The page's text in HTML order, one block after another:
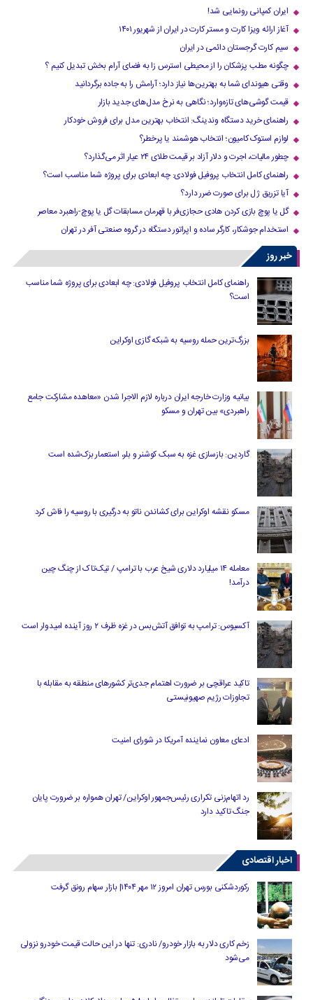
ایران کمپانی رونمایی شد!
آغاز ارائه ویزا کارت و مستر کارت در ایران از شهریور ۱۴۰۱
سیم کارت گرجستان دائمی در ایران
چگونه مطب پزشکان را از محیطی استرس زا به فضای آرام بخش تبدیل کنیم ؟
وقتی هیوندای شما به بهترین‌ها نیاز دارد؛ آرامش را به جاده برگردانید
قیمت گوشی‌های تازه‌وارد؛ نگاهی به نرخ مدل‌های جدید بازار
راهنمای خرید دستگاه وندینگ: انتخاب بهترین مدل برای فروش خودکار
لوازم استوک کامیون؛ انتخاب هوشمند یا پرخطر؟
چطور مالیات، اجرت و دلار آزاد بر قیمت طلای ۲۴ عیار اثر می‌گذارد؟
راهنمای کامل انتخاب پروفیل فولادی: چه ابعادی برای پروژه شما مناسب است؟
آیا تزریق ژل برای صورت ضرر دارد​؟
گل یا پوچ بازی کردن هادی حجازی‌فر با قهرمان مسابقات گل یا پوچ-راهبرد معاصر
استخدام جوشکار، کارگر ساده و اپراتور دستگاه در گروه صنعتی آفر در تهران
خبر روز
راهنمای کامل انتخاب پروفیل فولادی: چه ابعادی برای پروژه شما مناسب
است؟
بزرگ‌ترین حمله روسیه به شبکه گازی اوکراین
بیانیه وزارت خارجه ایران درباره لازم‌ الاجرا شدن «معاهده مشارکت جامع
راهبردی» بین تهران و مسکو
گاردین: بازسازی غزه به سبک کوشنر و بلر، استعمار بزک‌شده است
مسکو نقشه اوکراین برای کشاندن ناتو به درگیری با روسیه را فاش کرد
معامله ۱۴ میلیارد دلاری شیخ عرب با ترامپ / تیک‌تاک از چنگ چین
درآمد!
آکسیوس: ترامپ به توافق آتش‌بس در غزه ظرف ۲ روز آینده امیدوار است
تاکید عراقچی بر ضرورت اهتمام جدی‌تر کشورهای منطقه به مقابله با
تجاوزات رژیم صهیونیستی
ادعای معاون نماینده آمریکا در شورای امنیت
رد اتهام‌زنی تکراری رئیس‌جمهور اوکراین/ تهران همواره بر ضرورت پایان
جنگ تاکید دارد
اخبار اقتصادی
رکوردشکنی بورس تهران امروز ۱۲ مهر ۱۴۰۴| بازار سهام رونق گرفت
زخم کاری دلار به بازار خودرو/ نادری: تنها در این حالت قیمت خودرو نزولی
می‌شود